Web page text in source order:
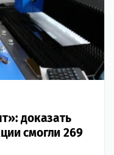
доказать
смогли 269